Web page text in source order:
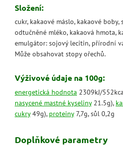
Složení:
cukr, kakaové máslo, kakaové
odtučněné mléko, kakaová hmota,
emulgátor: sojový lecitin, přírodní
Může obsahovat stopy ořechů.
Výživové údaje na 100g:
energetická hodnota 2309kJ/
nasycené mastné kyseliny21.5g),
cukry49g), proteiny7,7g, sůl 0,2g
Doplňkové parametry